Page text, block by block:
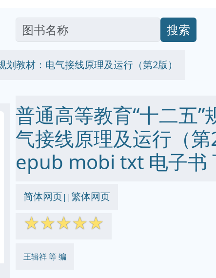
搜索
划教材：电气接线原理及运行（第2版）
普通高等教育“十二五”
气接线原理及运行（
epub mobi txt 电子书
简体网页||繁体网页
☆☆☆☆☆
王辑祥 等 编